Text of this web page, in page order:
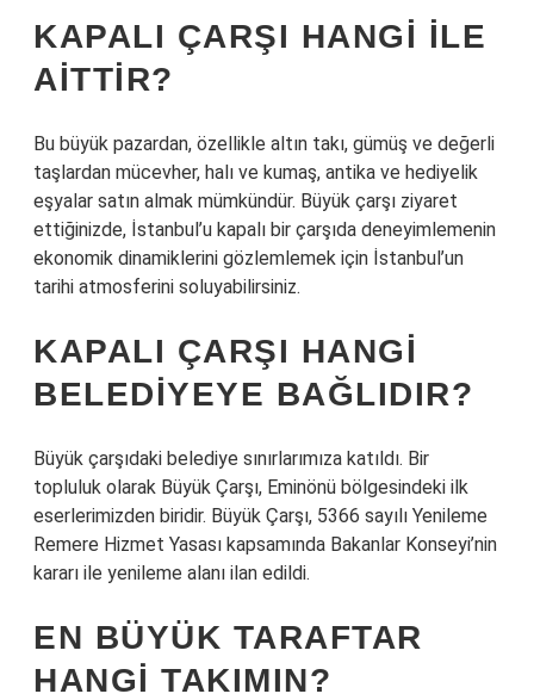
KAPALI ÇARŞI HANGI ILE
AITTIR?
Bu büyük pazardan, özellikle altın takı, gümüş ve değerli
taşlardan mücevher, halı ve kumaş, antika ve hediyelik
eşyalar satın almak mümkündür. Büyük çarşı ziyaret
ettiğinizde, İstanbul’u kapalı bir çarşıda deneyimlemenin
ekonomik dinamiklerini gözlemlemek için İstanbul’un
tarihi atmosferini soluyabilirsiniz.
KAPALI ÇARŞI HANGI
BELEDIYEYE BAĞLIDIR?
Büyük çarşıdaki belediye sınırlarımıza katıldı. Bir
topluluk olarak Büyük Çarşı, Eminönü bölgesindeki ilk
eserlerimizden biridir. Büyük Çarşı, 5366 sayılı Yenileme
Remere Hizmet Yasası kapsamında Bakanlar Konseyi’nin
kararı ile yenileme alanı ilan edildi.
EN BÜYÜK TARAFTAR
HANGI TAKIMIN?